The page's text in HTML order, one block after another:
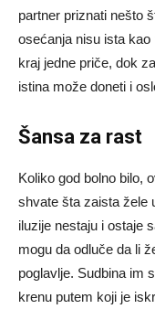
partner priznati nešto
osećanja nisu ista
kraj jedne priče, dok
istina može doneti i
Šansa za rast
Koliko god bolno bilo,
shvate šta zaista žele
iluzije nestaju i ostaje
mogu da odluče da li
poglavlje. Sudbina im
krenu putem koji je